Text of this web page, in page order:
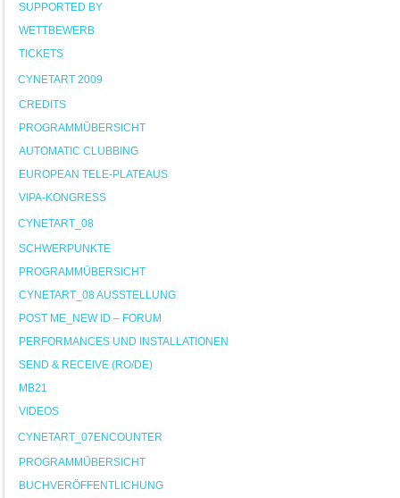
SUPPORTED BY
WETTBEWERB
TICKETS
CYNETART 2009
CREDITS
PROGRAMMÜBERSICHT
AUTOMATIC CLUBBING
EUROPEAN TELE-PLATEAUS
VIPA-KONGRESS
CYNETART_08
SCHWERPUNKTE
PROGRAMMÜBERSICHT
CYNETART_08 AUSSTELLUNG
POST ME_NEW ID – FORUM
PERFORMANCES UND INSTALLATIONEN
SEND & RECEIVE (RO/DE)
MB21
VIDEOS
CYNETART_07ENCOUNTER
PROGRAMMÜBERSICHT
BUCHVERÖFFENTLICHUNG